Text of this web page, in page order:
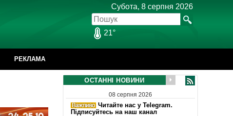
Субота, 8 серпня 2026
21°
РЕКЛАМА
ОСТАННІ НОВИНИ
08 серпня 2026
Читайте нас у Telegram.
Підписуйтесь на наш канал